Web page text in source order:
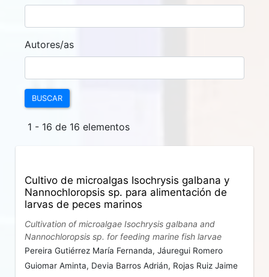
Autores/as
BUSCAR
1 - 16 de 16 elementos
Cultivo de microalgas Isochrysis galbana y
Nannochloropsis sp. para alimentación de
larvas de peces marinos
Cultivation of microalgae Isochrysis galbana and
Nannochloropsis sp. for feeding marine fish larvae
Pereira Gutiérrez María Fernanda,Jáuregui Romero
Guiomar Aminta, Devia Barros Adrián, Rojas Ruiz Jaime